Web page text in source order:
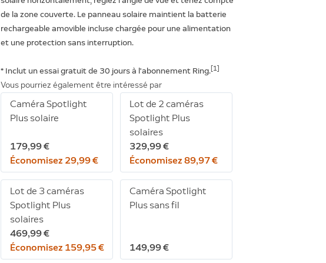
de la zone couverte. Le panneau solaire maintient la batterie
rechargeable amovible incluse chargée pour une alimentation
et une protection sans interruption.
* Inclut un essai gratuit de 30 jours à l'abonnement Ring.[1]
Vous pourriez également être intéressé par
Caméra Spotlight
Plus solaire
179,99 €
Économisez 29,99 €
Lot de 2 caméras
Spotlight Plus
solaires
329,99 €
Économisez 89,97 €
Lot de 3 caméras
Spotlight Plus
solaires
469,99 €
Économisez 159,95 €
Caméra Spotlight
Plus sans fil
149,99 €